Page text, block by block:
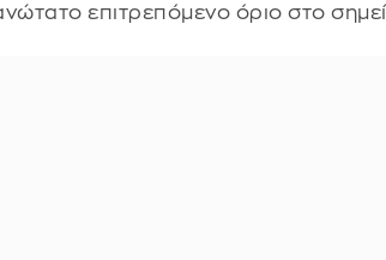
επιτρεπόμενο όριο στο